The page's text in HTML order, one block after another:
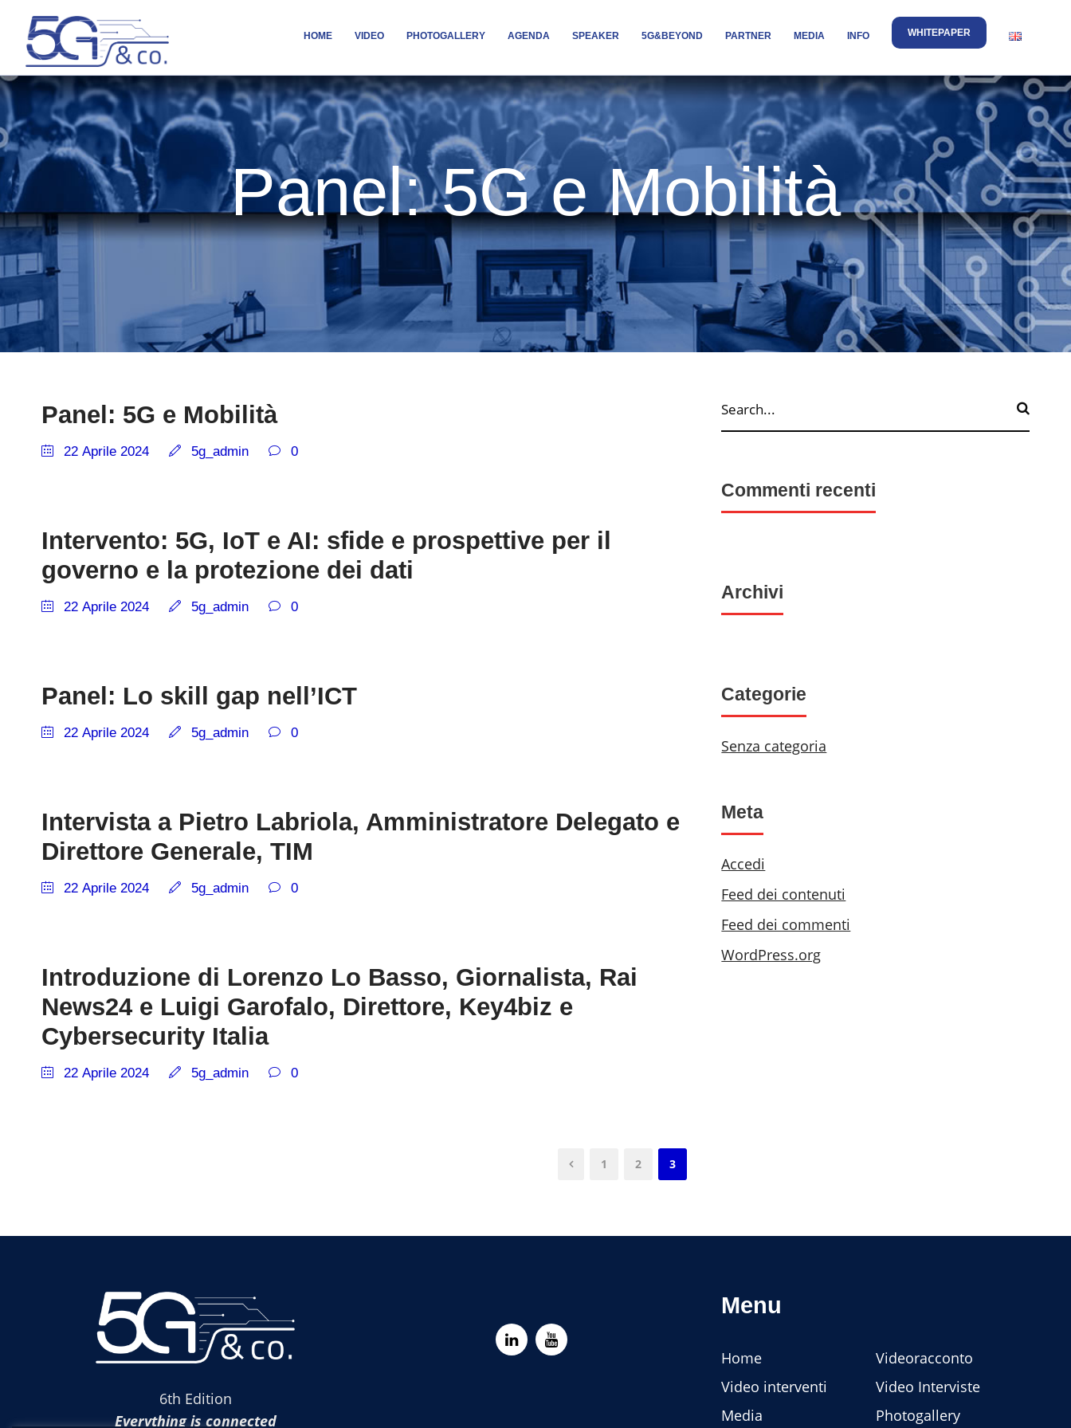
HOME VIDEO PHOTOGALLERY AGENDA SPEAKER 5G&BEYOND PARTNER MEDIA INFO WHITEPAPER
Panel: 5G e Mobilità
Panel: 5G e Mobilità
22 Aprile 2024 5g_admin 0
Intervento: 5G, IoT e AI: sfide e prospettive per il
governo e la protezione dei dati
22 Aprile 2024 5g_admin 0
Panel: Lo skill gap nell’ICT
22 Aprile 2024 5g_admin 0
Intervista a Pietro Labriola, Amministratore Delegato e
Direttore Generale, TIM
22 Aprile 2024 5g_admin 0
Introduzione di Lorenzo Lo Basso, Giornalista, Rai
News24 e Luigi Garofalo, Direttore, Key4biz e
Cybersecurity Italia
22 Aprile 2024 5g_admin 0
1 2 3
Commenti recenti
Archivi
Categorie
Senza categoria
Meta
Accedi
Feed dei contenuti
Feed dei commenti
WordPress.org
6th Edition
Everything is connected
Menu
Home
Videoracconto
Video interventi
Video Interviste
Media
Photogallery